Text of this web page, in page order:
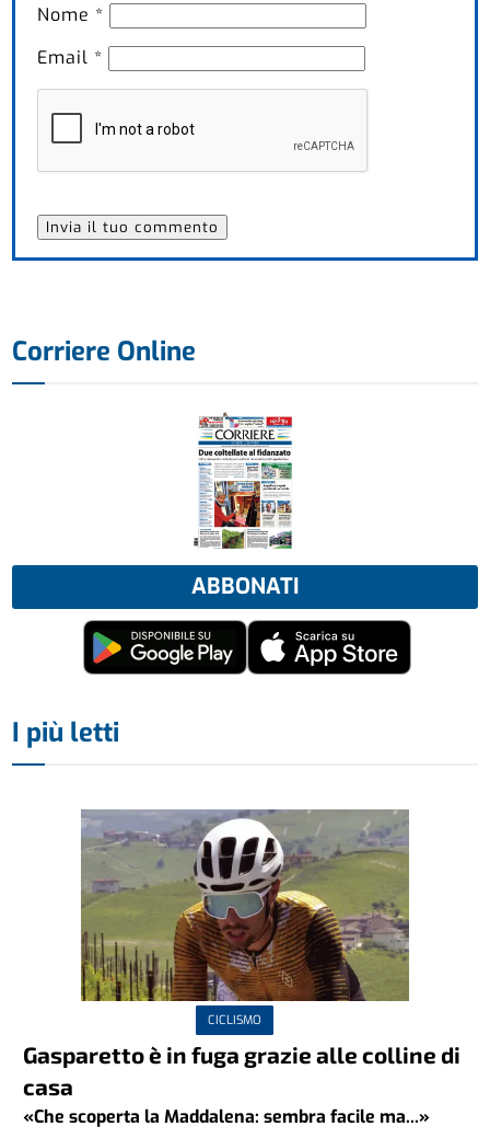
Nome *
Email *
Corriere Online
ABBONATI
I più letti
CICLISMO
Gasparetto è in fuga grazie alle colline di
casa
«Che scoperta la Maddalena: sembra facile ma...»